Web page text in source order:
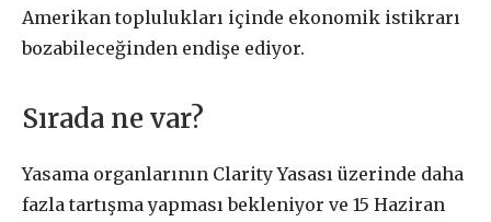
Amerikan toplulukları içinde ekonomik istikrarı
bozabileceğinden endişe ediyor.
Sırada ne var?
Yasama organlarının Clarity Yasası üzerinde daha
fazla tartışma yapması bekleniyor ve 15 Haziran